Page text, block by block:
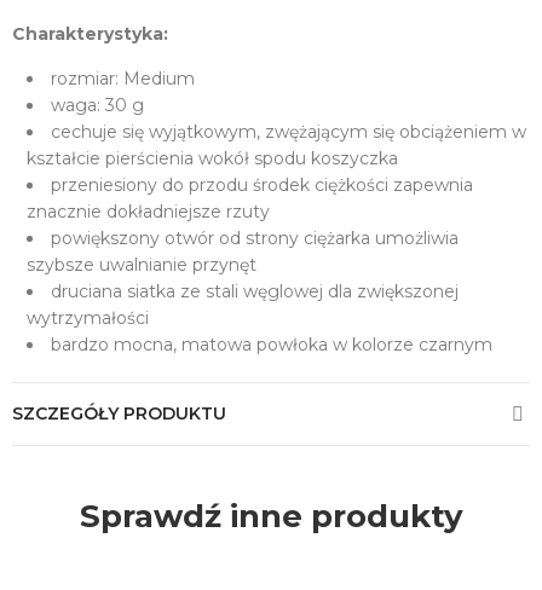
Charakterystyka:
rozmiar: Medium
waga: 30 g
cechuje się wyjątkowym, zwężającym się obciążeniem w
kształcie pierścienia wokół spodu koszyczka
przeniesiony do przodu środek ciężkości zapewnia
znacznie dokładniejsze rzuty
powiększony otwór od strony ciężarka umożliwia
szybsze uwalnianie przynęt
druciana siatka ze stali węglowej dla zwiększonej
wytrzymałości
bardzo mocna, matowa powłoka w kolorze czarnym
SZCZEGÓŁY PRODUKTU
Sprawdź inne produkty